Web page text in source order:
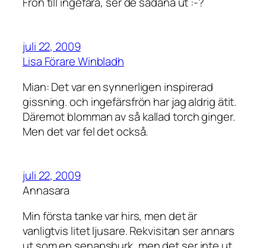
juli 22, 2009
Lisa Förare Winbladh
Mian: Det var en synnerligen inspirerad
gissning. och ingefärsfrön har jag aldrig ätit.
Däremot blomman av så kallad torch ginger.
Men det var fel det också.
juli 22, 2009
Annasara
Min första tanke var hirs, men det är
vanligtvis litet ljusare. Rekvisitan ser annars